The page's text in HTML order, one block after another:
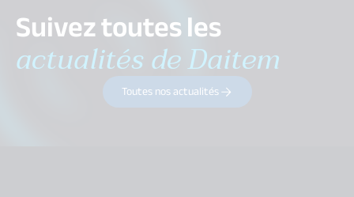
Suivez toutes les
actualités de Daitem
Toutes nos actualités